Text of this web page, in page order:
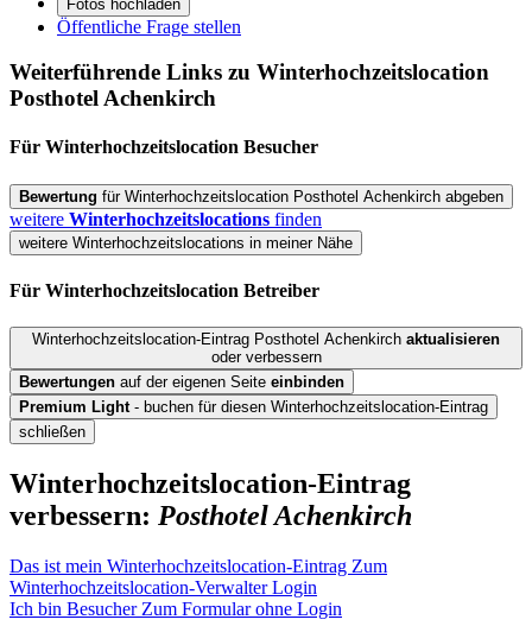
Fotos hochladen
Öffentliche Frage stellen
Weiterführende Links zu Winterhochzeitslocation
Posthotel Achenkirch
Für Winterhochzeitslocation Besucher
Bewertung für Winterhochzeitslocation Posthotel Achenkirch abgeben
weitere Winterhochzeitslocations finden
weitere Winterhochzeitslocations in meiner Nähe
Für Winterhochzeitslocation Betreiber
Winterhochzeitslocation-Eintrag Posthotel Achenkirch aktualisieren
oder verbessern
Bewertungen auf der eigenen Seite einbinden
Premium Light- buchen für diesen Winterhochzeitslocation-Eintrag
schließen
Winterhochzeitslocation-Eintrag
verbessern: Posthotel Achenkirch
Das ist mein Winterhochzeitslocation-Eintrag Zum
Winterhochzeitslocation-Verwalter Login
Ich bin Besucher Zum Formular ohne Login